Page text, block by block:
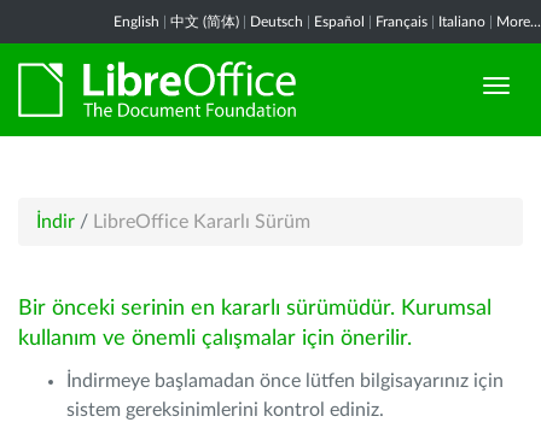
English 中文 (简体) Deutsch Español Français Italiano More...
İndir / LibreOffice Kararlı Sürüm
Bir önceki serinin en kararlı sürümüdür. Kurumsal
kullanım ve önemli çalışmalar için önerilir.
İndirmeye başlamadan önce lütfen bilgisayarınız için
sistem gereksinimlerini kontrol ediniz.